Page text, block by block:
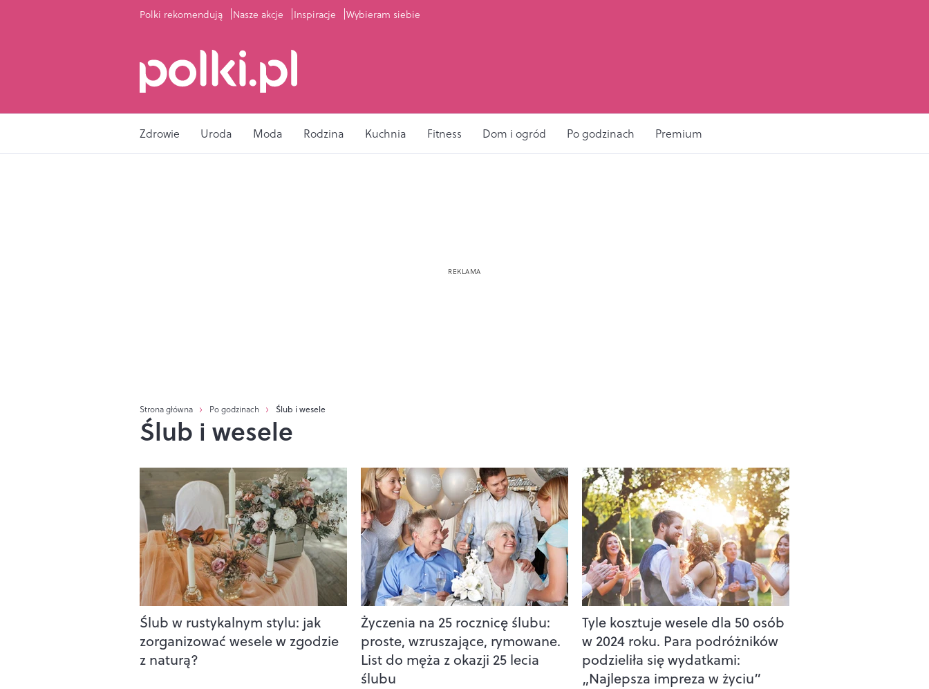
Polki rekomendują Nasze akcje Inspiracje Wybieram siebie
Zdrowie Uroda Moda Rodzina Kuchnia Fitness Dom i ogród Po godzinach Premium
Strona główna Po godzinach Ślub i wesele
Ślub i wesele
Ślub w rustykalnym stylu: jak
zorganizować wesele w zgodzie
z naturą?
Życzenia na 25 rocznicę ślubu:
proste, wzruszające, rymowane.
List do męża z okazji 25 lecia
ślubu
Tyle kosztuje wesele dla 50 osób
w 2024 roku. Para podróżników
podzieliła się wydatkami:
„Najlepsza impreza w życiu”